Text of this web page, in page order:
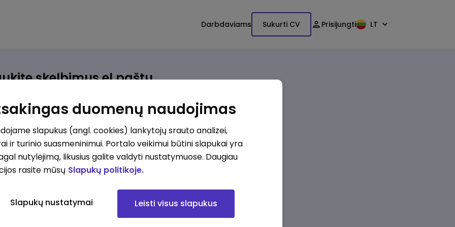
Darbdaviams Sukurti CV Prisijungti LT
skelbimus el.paštu
atsiras, iš karto gausite jį el. paštu.
ieškote darbo?*
Pridėti naują
Kokios srities darbo pasiūlymai jus domina?
Pridėti naują
duomenų naudojimas
slapukus (angl. cookies) lankytojų srauto analizei,
ir turinio suasmeninimui. Portalo veikimui būtini slapukai yra
nutylėjimą, likusius galite valdyti nustatymuose. Daugiau
rasite mūsų Slapukų politikoje.
Slapukų nustatymai Leisti visus slapukus